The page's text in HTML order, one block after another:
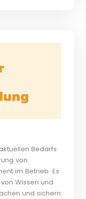
Bedarfs
von
im Betrieb. Es
Wissen und
und sichern.